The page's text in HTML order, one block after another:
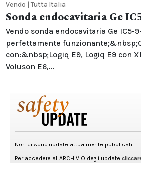
Vendo | Tutta Italia
Sonda endocavitaria Ge
Vendo sonda endocavitaria Ge IC5-
perfettamente
con:&nbsp;Logiq E9, Logiq E9 con
Voluson E6,...